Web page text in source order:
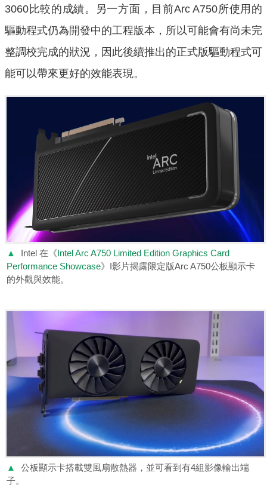
3060比較的成績。另一方面，目前Arc A750所使用的
驅動程式仍為開發中的工程版本，所以可能會有尚未完
整調校完成的狀況，因此後續推出的正式版驅動程式可
能可以帶來更好的效能表現。
▲ Intel 在《Intel Arc A750 Limited Edition Graphics Card
Performance Showcase》I影片揭露限定版Arc A750公板顯示卡
的外觀與效能。
▲
公板顯示卡搭載雙風扇散熱器，並可看到有4組影像輸出端
子。